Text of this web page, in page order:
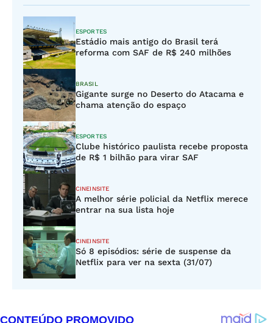
ESPORTES
Estádio mais antigo do Brasil terá
reforma com SAF de R$ 240 milhões
BRASIL
Gigante surge no Deserto do Atacama e
chama atenção do espaço
ESPORTES
Clube histórico paulista recebe proposta
de R$ 1 bilhão para virar SAF
CINEINSITE
A melhor série policial da Netflix merece
entrar na sua lista hoje
CINEINSITE
Só 8 episódios: série de suspense da
Netflix para ver na sexta (31/07)